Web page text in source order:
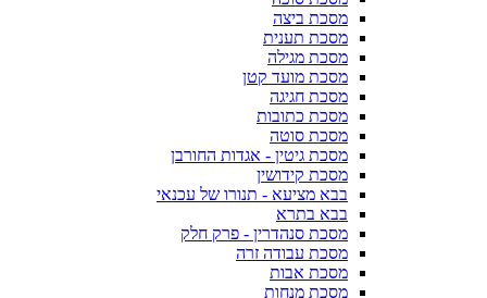
מסכת ביצה
מסכת תענית
מסכת מגילה
מסכת מועד קטן
מסכת חגיגה
מסכת כתובות
מסכת סוטה
מסכת גיטין - אגדות החורבן
מסכת קידושין
בבא מציעא - תנורו של עכנאי
בבא בתרא
מסכת סנהדרין - פרק חלק
מסכת עבודה זרה
מסכת אבות
מסכת מנחות